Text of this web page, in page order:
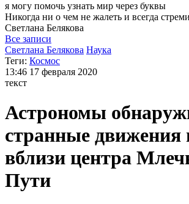
я могу помочь узнать мир через буквы
Никогда ни о чем не жалеть и всегда
Светлана Белякова
Все записи
Светлана Белякова Наука
Теги: Космос
13:46 17 февраля 2020
текст
Астрономы
странные движения
вблизи центра
Пути